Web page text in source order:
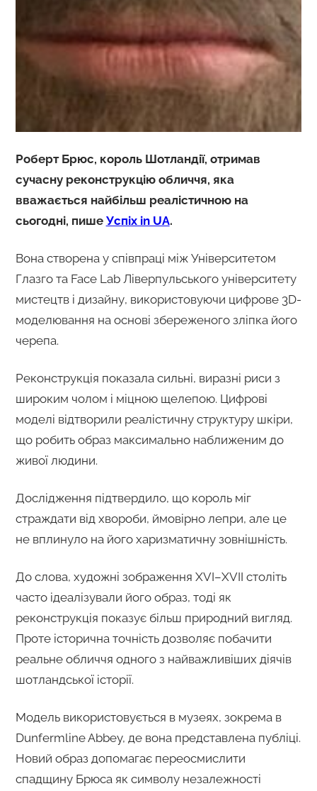
Роберт Брюс, король Шотландії, отримав
сучасну реконструкцію обличчя, яка
вважається найбільш реалістичною на
сьогодні, пише Успіх in UA.
Вона створена у співпраці між Університетом
Глазго та Face Lab Ліверпульського університету
мистецтв і дизайну, використовуючи цифрове 3D-
моделювання на основі збереженого зліпка його
черепа.
Реконструкція показала сильні, виразні риси з
широким чолом і міцною щелепою. Цифрові
моделі відтворили реалістичну структуру шкіри,
що робить образ максимально наближеним до
живої людини.
Дослідження підтвердило, що король міг
страждати від хвороби, ймовірно лепри, але це
не вплинуло на його харизматичну зовнішність.
До слова, художні зображення XVI–XVII століть
часто ідеалізували його образ, тоді як
реконструкція показує більш природний вигляд.
Проте історична точність дозволяє побачити
реальне обличчя одного з найважливіших діячів
шотландської історії.
Модель використовується в музеях, зокрема в
Dunfermline Abbey, де вона представлена публіці.
Новий образ допомагає переосмислити
спадщину Брюса як символу незалежності